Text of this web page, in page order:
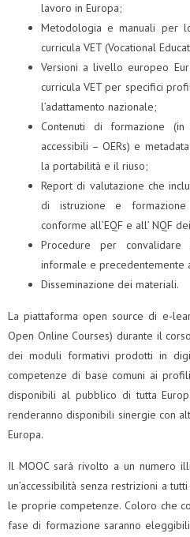
lavoro in Europa;
Metodologia e manuali per
curricula VET (Vocational
Versioni a livello europeo
curricula VET per specifici
l’adattamento nazionale;
Contenuti di formazione
accessibili – OERs) e
la portabilità e il riuso;
Report di valutazione che
di istruzione e formazione
conforme all’EQF e all’ NQF
Procedure per convalidare
informale e precedentemente
Disseminazione dei materiali.
La piattaforma open source di e-
Open Online Courses) durante il
dei moduli formativi prodotti in
competenze di base comuni ai
disponibili al pubblico di tutta
renderanno disponibili sinergie con
Europa.
Il MOOC sarà rivolto a un numero
un’accessibilità senza restrizioni a
le proprie competenze. Coloro che
fase di formazione saranno